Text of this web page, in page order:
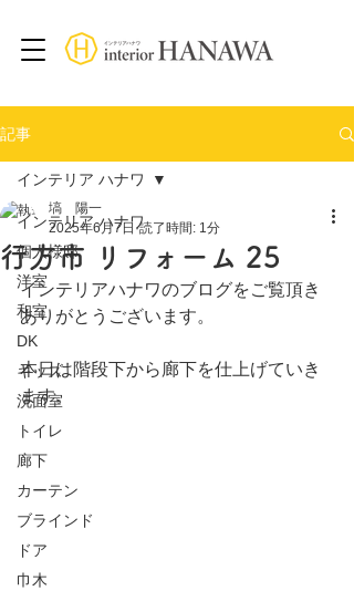
記事
インテリア ハナワ
個人様邸
洋室
和室
DK
キッズ
洗面室
トイレ
廊下
カーテン
ブラインド
ドア
巾木
インテリア ハナワ
行方市 リフォーム 25
塙 陽一
2025年6月7日 読了時間: 1分
インテリアハナワのブログをご覧頂き
ありがとうございます。
本日は階段下から廊下を仕上げていき
ます。